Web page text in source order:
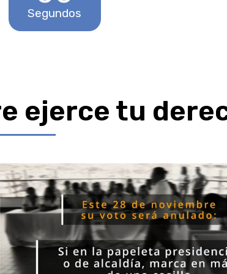
Segundos
ejerce tu